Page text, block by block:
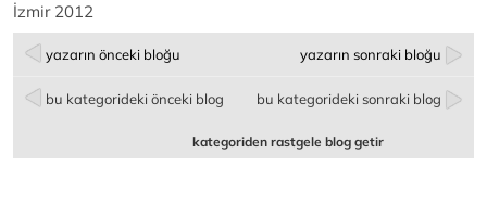
İzmir 2012
yazarın önceki bloğu yazarın sonraki bloğu
bu kategorideki önceki blog bu kategorideki sonraki blog
kategoriden rastgele blog getir